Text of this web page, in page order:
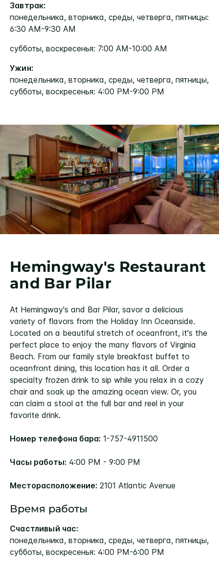
Завтрак:
понедельника, вторника, среды, четверга, пятницы:
6:30 AM-9:30 AM
субботы, воскресенья: 7:00 AM-10:00 AM
Ужин:
понедельника, вторника, среды, четверга, пятницы,
субботы, воскресенья: 4:00 PM-9:00 PM
Hemingway's Restaurant
and Bar Pilar
At Hemingway's and Bar Pilar, savor a delicious
variety of flavors from the Holiday Inn Oceanside.
Located on a beautiful stretch of oceanfront, it's the
perfect place to enjoy the many flavors of Virginia
Beach. From our family style breakfast buffet to
oceanfront dining, this location has it all. Order a
specialty frozen drink to sip while you relax in a cozy
chair and soak up the amazing ocean view. Or, you
can claim a stool at the full bar and reel in your
favorite drink.
Номер телефона бара: 1-757-4911500
Часы работы: 4:00 PM - 9:00 PM
Месторасположение: 2101 Atlantic Avenue
Время работы
Счастливый час:
понедельника, вторника, среды, четверга, пятницы,
субботы, воскресенья: 4:00 PM-6:00 PM